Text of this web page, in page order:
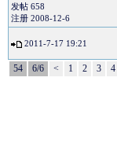
发帖 658
注册 2008-12-6
2011-7-17 19:21
54 6/6 < 1 2 3 4